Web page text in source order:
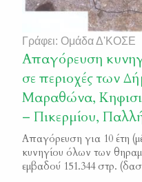
Γράφει: Ομάδα Δ'ΚΟΣΕ
Απαγόρευση
σε περιοχές των
Μαραθώνα,
– Πικερμίου,
Απαγόρευση για 10 έτη
κυνηγίου όλων των
εμβαδού 151.344 στρ.